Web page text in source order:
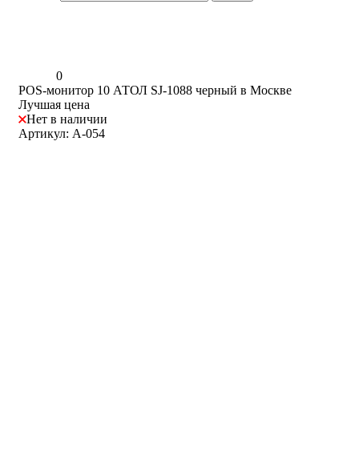
0
POS-монитор 10 АТОЛ SJ-1088 черный в Москве
Лучшая цена
Нет в наличии
Артикул: A-054